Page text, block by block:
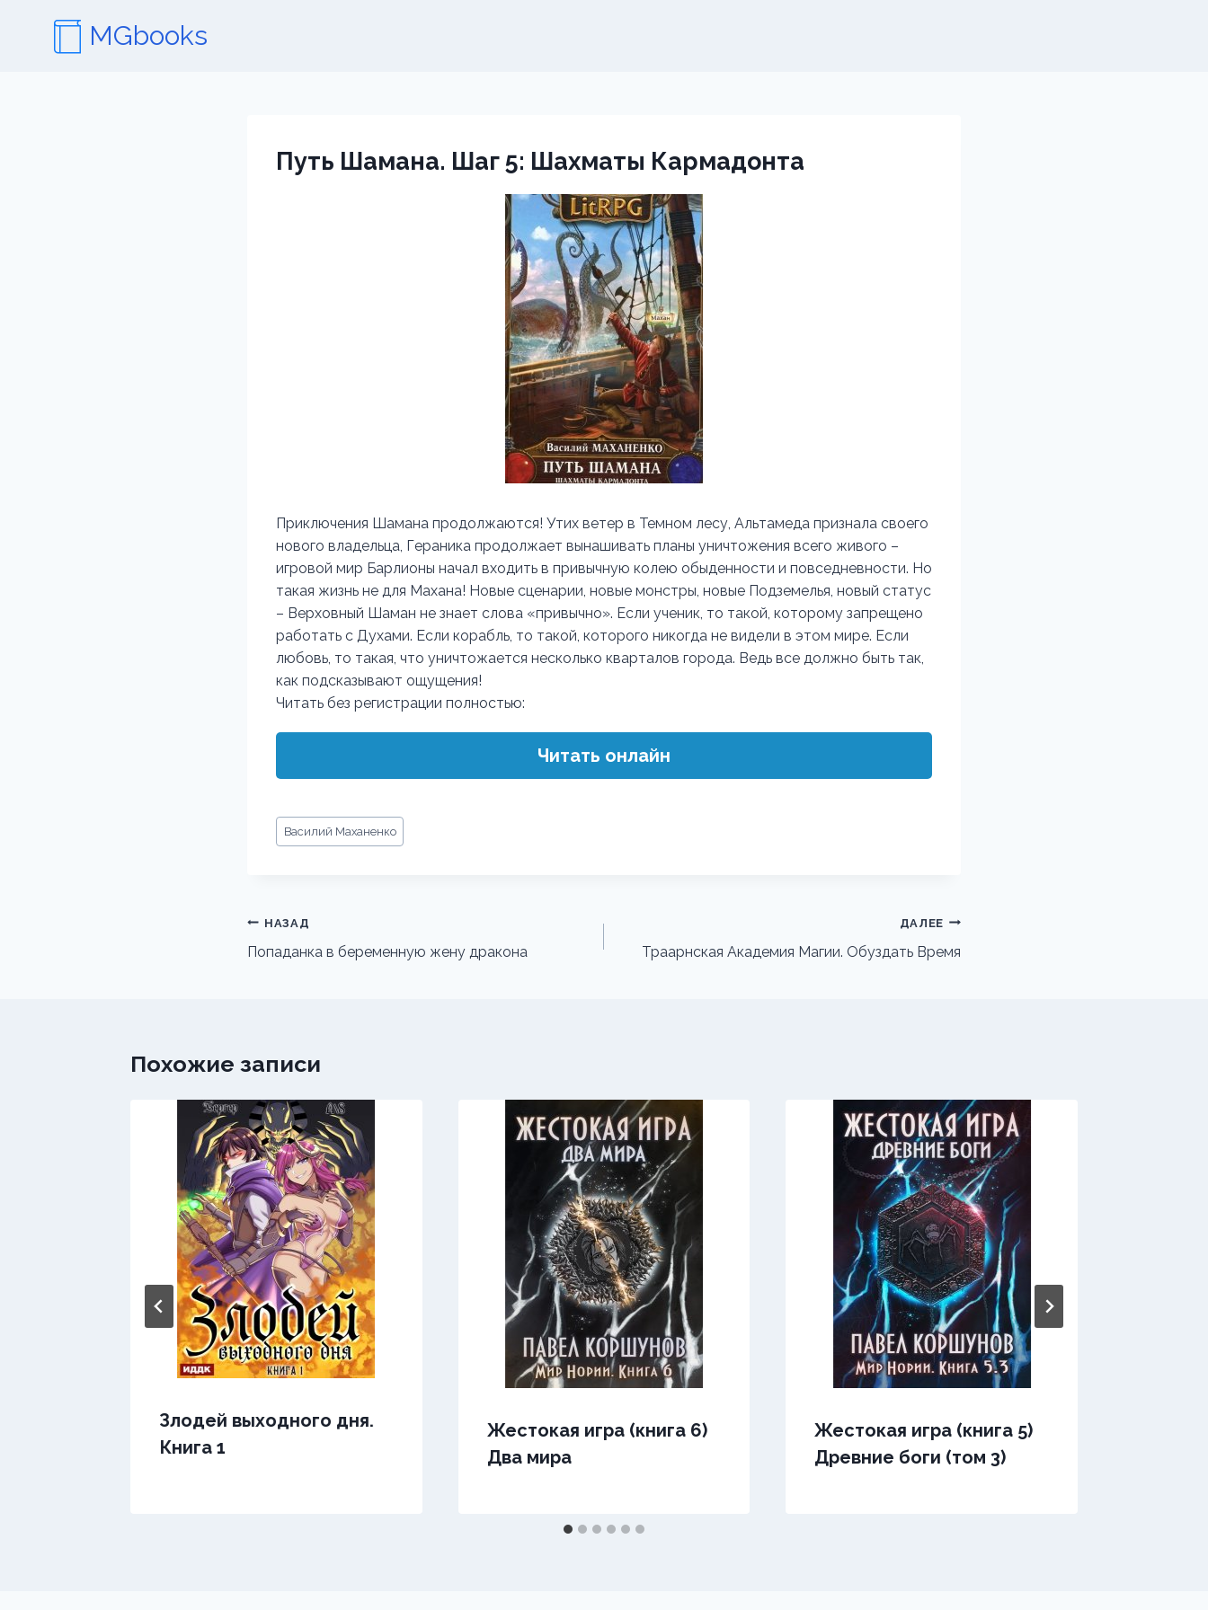
содержимому
MGbooks
Путь Шамана. Шаг 5: Шахматы Кармадонта
Приключения Шамана продолжаются! Утих ветер в Темном лесу, Альтамеда признала своего
нового владельца, Гераника продолжает вынашивать планы уничтожения всего живого –
игровой мир Барлионы начал входить в привычную колею обыденности и повседневности. Но
такая жизнь не для Махана! Новые сценарии, новые монстры, новые Подземелья, новый статус
– Верховный Шаман не знает слова «привычно». Если ученик, то такой, которому запрещено
работать с Духами. Если корабль, то такой, которого никогда не видели в этом мире. Если
любовь, то такая, что уничтожается несколько кварталов города. Ведь все должно быть так,
как подсказывают ощущения!
Читать без регистрации полностью:
Читать онлайн
Метки
записи:
Василий Маханенко
Навигация
по
НАЗАД
Попаданка в беременную жену дракона
ДАЛЕЕ
Траарнская Академия Магии. Обуздать Время
Похожие записи
Злодей выходного дня.
Книга 1
Жестокая игра (книга 6)
Два мира
Жестокая игра (книга 5)
Древние боги (том 3)